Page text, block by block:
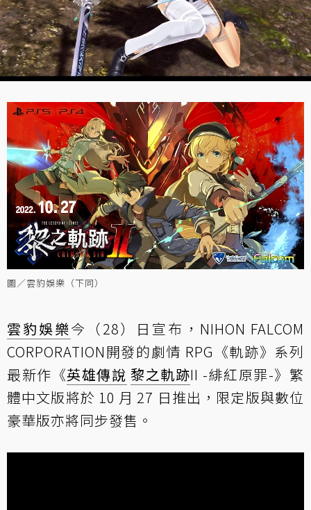
圖／雲豹娛樂（下同）
雲豹娛樂今（28）日宣布，NIHON FALCOM
CORPORATION開發的劇情 RPG《軌跡》系列
最新作《英雄傳說 黎之軌跡II -緋紅原罪-》繁
體中文版將於 10 月 27 日推出，限定版與數位
豪華版亦將同步發售。